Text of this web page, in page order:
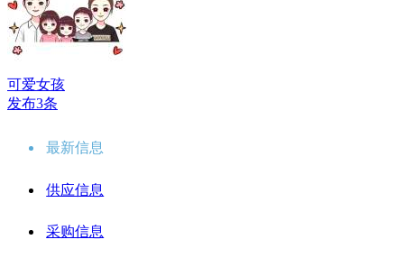
可爱女孩
发布3条
最新信息
供应信息
采购信息